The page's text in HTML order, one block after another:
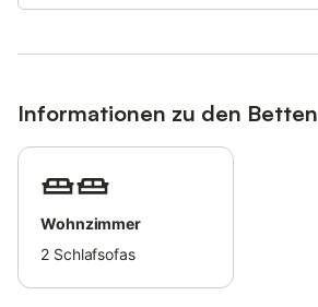
Informationen zu den Betten
Wohnzimmer
2 Schlafsofas